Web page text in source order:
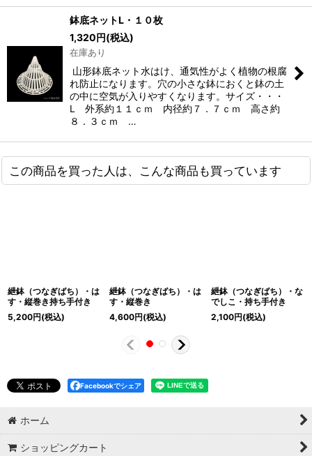
鉢底ネットL・１０枚
1,320円(税込)
在庫あり
山形鉢底ネット水はけ、通気性がよく植物の根腐
れ防止になります。穴の小さな鉢におくと鉢の土
の中に空気が入りやすくなります。サイズ・・・
L 外系約１１ｃｍ 内径約７．７ｃｍ 高さ約
８．３ｃｍ …
この商品を買った人は、こんな商品も買っています
紲鉢（つなぎばち）・は
す・縦巻き持ち手付き
5,200円(税込)
紲鉢（つなぎばち）・は
す・縦巻き
4,600円(税込)
紲鉢（つなぎばち）・な
でしこ・持ち手付き
2,100円(税込)
Facebookでシェア
ホーム
ショッピングカート